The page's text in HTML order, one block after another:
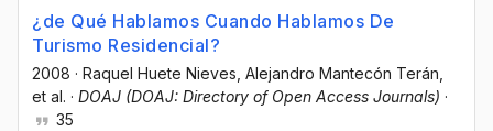
¿de Qué Hablamos Cuando Hablamos De
Turismo Residencial?
2008 · Raquel Huete Nieves , Alejandro Mantecón Terán
et al. · DOAJ (DOAJ: Directory of Open Access Journals) ·
35